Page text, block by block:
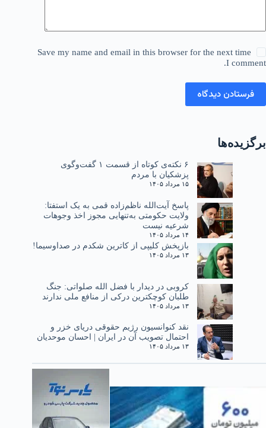
Save my name and email in this browser for the next time
I comment.
فرستادن دیدگاه
برگزیده‌ها
۶ نکته‌ی کوتاه از قسمت ۱ گفت‌وگوی
پزشکیان با مردم
۱۵ مرداد ۱۴۰۵
پاسخ آیت‌الله ناظم‌زاده قمی به یک استفتا:
ولایت حکومتی به‌تنهایی مجوز اخذ وجوهات
شرعیه نیست
۱۴ مرداد ۱۴۰۵
بازپخش کلیپی از کاترین شکدم در صداوسیما!
۱۳ مرداد ۱۴۰۵
کروبی در دیدار با فضل الله صلواتی: جنگ
طلبان کوچکترین درکی از منافع ملی ندارند
۱۳ مرداد ۱۴۰۵
نقد کنوانسیون رژیم حقوقی دریای خزر و
احتمال تصویب آن در ایران | احسان موحدیان
۱۳ مرداد ۱۴۰۵